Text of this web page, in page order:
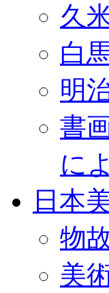
久
白
明
書
に
日本
物
美